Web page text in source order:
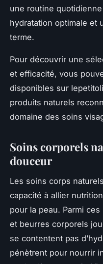
une routine
hydratation optimale et
terme.
Pour découvrir une
et efficacité, vous
disponibles sur
produits naturels
domaine des soins
Soins corporels
douceur
Les soins corps
capacité à allier
pour la peau. Parmi
et beurres corporels
se contentent pas
pénètrent pour nourrir